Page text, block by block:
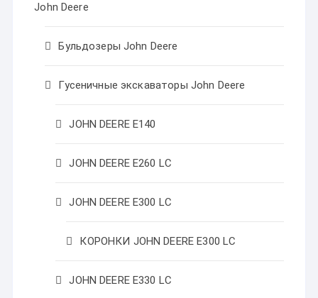
John Deere
Бульдозеры John Deere
Гусеничные экскаваторы John Deere
JOHN DEERE Е140
JOHN DEERE Е260 LC
JOHN DEERE Е300 LC
КОРОНКИ JOHN DEERE Е300 LC
JOHN DEERE Е330 LC